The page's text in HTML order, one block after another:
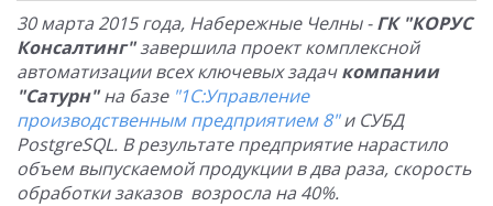
30 марта 2015 года, Набережные Челны -ГК "КОРУС
Консалтинг"завершила проект комплексной
автоматизации всех ключевых задачкомпании
"Сатурн"на базе "1С:Управление
производственным предприятием 8"и СУБД
PostgreSQL. В результате предприятие нарастило
объем выпускаемой продукции в два раза, скорость
обработки заказов возросла на 40%.